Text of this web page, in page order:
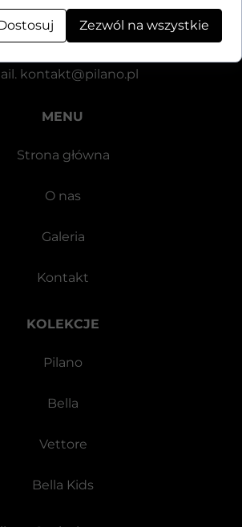
KOLEKCJE
Pilano
Bella
Vettore
Bella Kids
MENU
Strona główna
O nas
Galeria
Kontakt
tel.+48 571 521 126
kontakt@pilano.pl
Zezwól na wszystkie